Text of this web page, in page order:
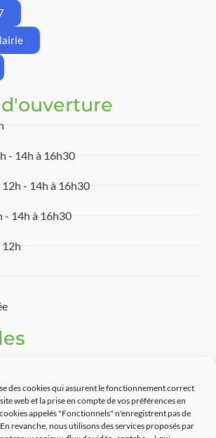
des cookies qui assurent le fonctionnement correct
web et la prise en compte de vos préférences en
appelés "Fonctionnels" n'enregistrent pas de
revanche, nous utilisons des services proposés par
- 14h à 16h30
- 14h à 16h30
- 14h à 16h30
12h
sur-Var